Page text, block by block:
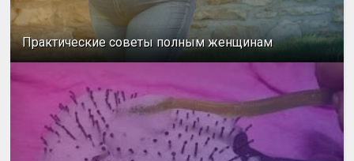
Практические советы полным женщинам